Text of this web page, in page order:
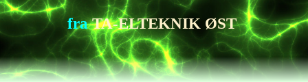
fra TA-ELTEKNIK ØST